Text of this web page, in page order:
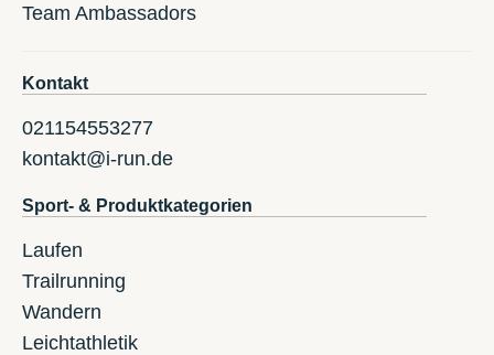
Team Ambassadors
Kontakt
021154553277
kontakt@i-run.de
Sport- & Produktkategorien
Laufen
Trailrunning
Wandern
Leichtathletik